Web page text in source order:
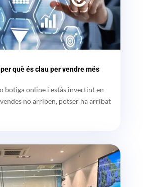
què és clau per vendre més
botiga online i estàs invertint en
no arriben, potser ha arribat